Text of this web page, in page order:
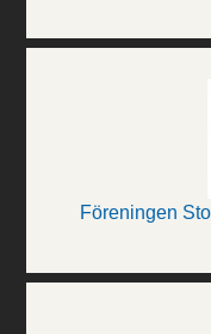
Föreningen